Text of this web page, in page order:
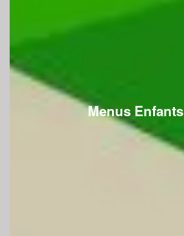
Menus Enfants